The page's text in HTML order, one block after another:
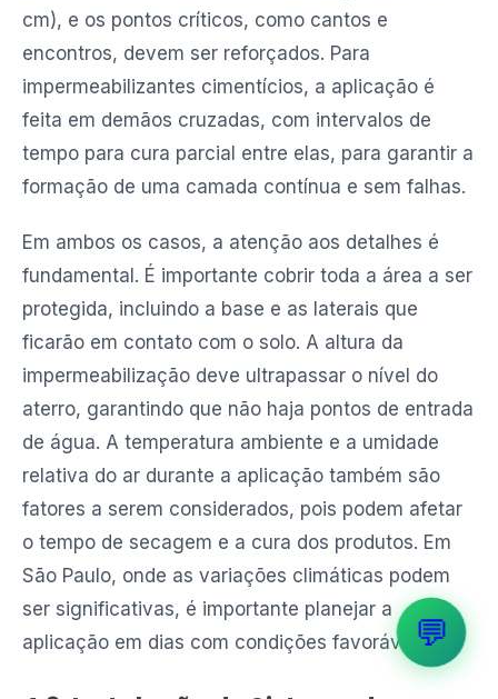
cm), e os pontos críticos, como cantos e
encontros, devem ser reforçados. Para
impermeabilizantes cimentícios, a aplicação é
feita em demãos cruzadas, com intervalos de
tempo para cura parcial entre elas, para garantir a
formação de uma camada contínua e sem falhas.
Em ambos os casos, a atenção aos detalhes é
fundamental. É importante cobrir toda a área a ser
protegida, incluindo a base e as laterais que
ficarão em contato com o solo. A altura da
impermeabilização deve ultrapassar o nível do
aterro, garantindo que não haja pontos de entrada
de água. A temperatura ambiente e a umidade
relativa do ar durante a aplicação também são
fatores a serem considerados, pois podem afetar
o tempo de secagem e a cura dos produtos. Em
São Paulo, onde as variações climáticas podem
ser significativas, é importante planejar a
aplicação em dias com condições favoráveis.💬